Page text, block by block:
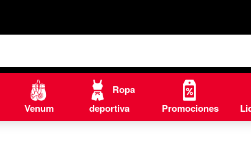
Venum
Ropa
deportiva
Promociones